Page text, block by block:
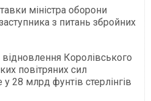
міністра оборони
з питань збройних
Королівського
повітряних сил
млрд фунтів стерлінгів